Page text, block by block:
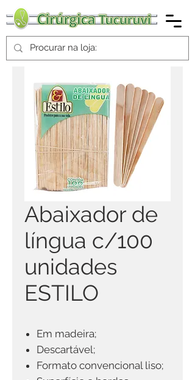
Abaixador de
língua c/100
unidades
ESTILO
Em madeira;
Descartável;
Formato convencional liso;